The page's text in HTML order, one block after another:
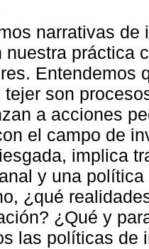
narrativas de
nuestra práctica
Entendemos
tejer son
a acciones
el campo de
implica
y una
¿qué
¿Qué y
las políticas de